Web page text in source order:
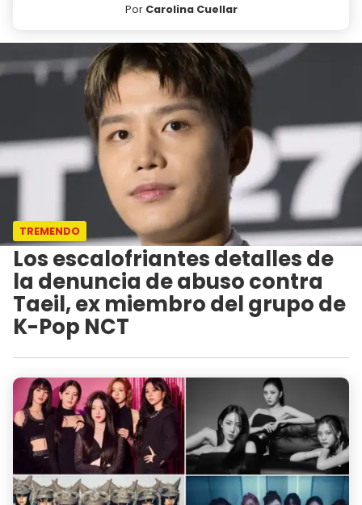
Por Carolina Cuellar
TREMENDO
Los escalofriantes detalles de
la denuncia de abuso contra
Taeil, ex miembro del grupo de
K-Pop NCT